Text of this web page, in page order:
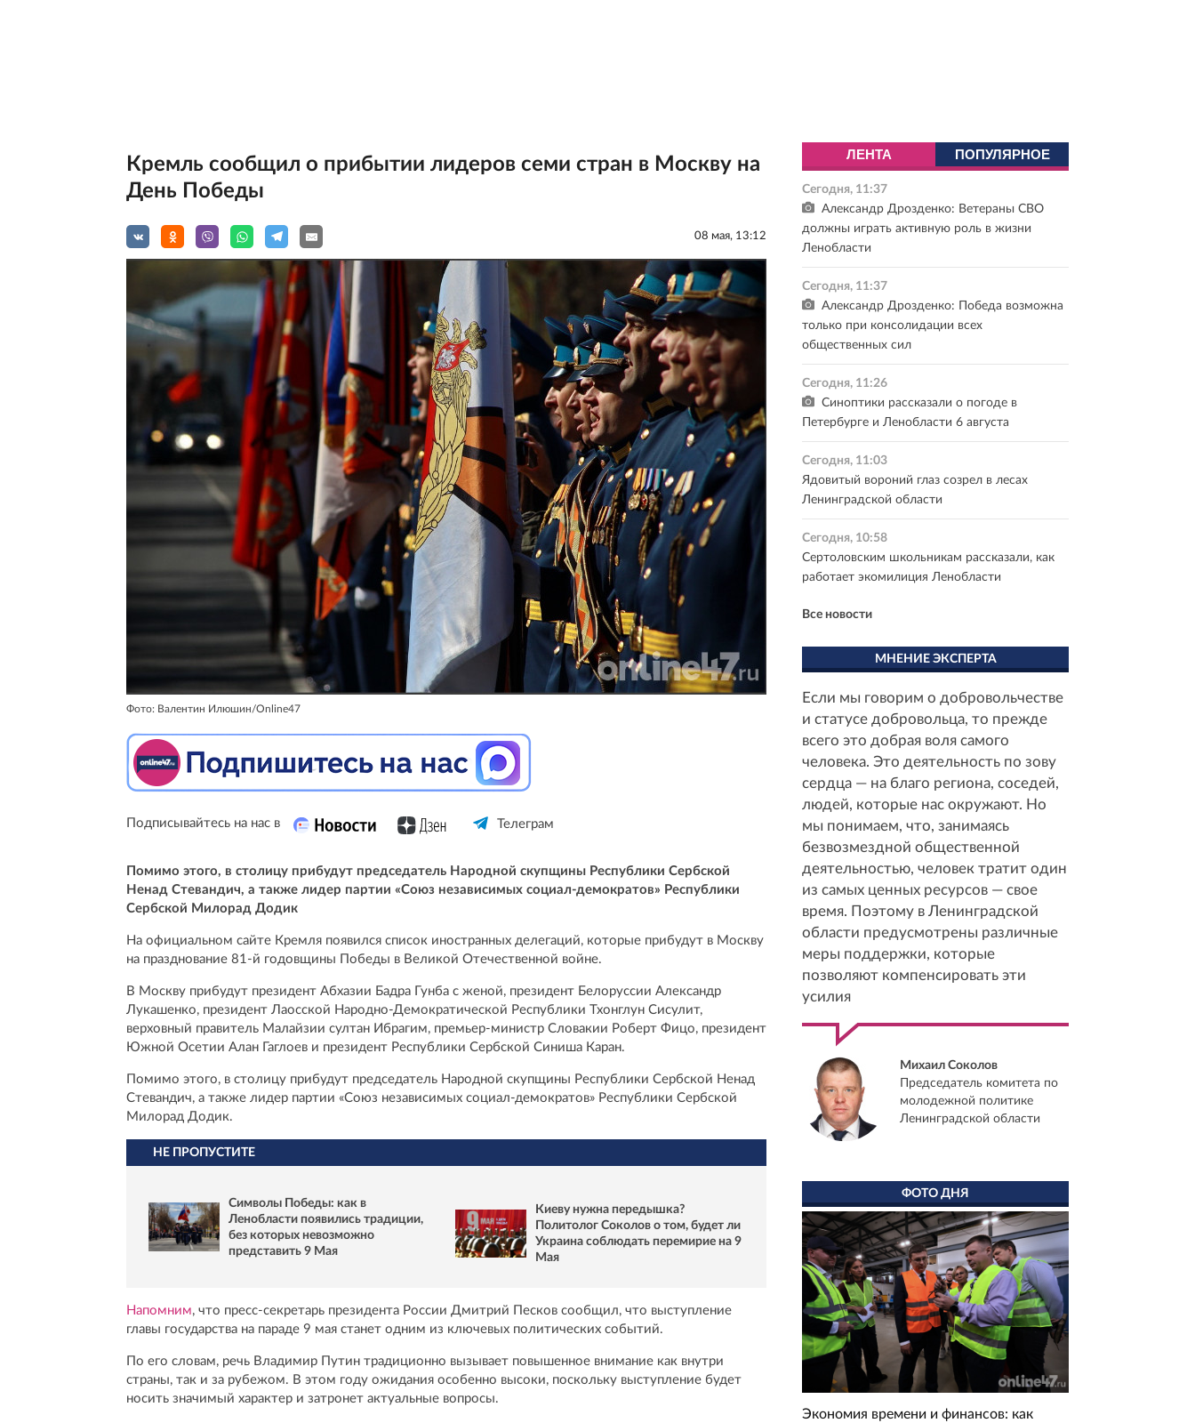
Кремль сообщил о прибытии лидеров семи стран в Москву на
День Победы
08 мая, 13:12
Фото: Валентин Илюшин/Online47
Подписывайтесь на нас в Телеграм
Помимо этого, в столицу прибудут председатель Народной скупщины Республики Сербской
Ненад Стевандич, а также лидер партии «Союз независимых социал-демократов» Республики
Сербской Милорад Додик
На официальном сайте Кремля появился список иностранных делегаций, которые прибудут в Москву
на празднование 81-й годовщины Победы в Великой Отечественной войне.
В Москву прибудут президент Абхазии Бадра Гунба с женой, президент Белоруссии Александр
Лукашенко, президент Лаосской Народно-Демократической Республики Тхонглун Сисулит,
верховный правитель Малайзии султан Ибрагим, премьер-министр Словакии Роберт Фицо, президент
Южной Осетии Алан Гаглоев и президент Республики Сербской Синиша Каран.
Помимо этого, в столицу прибудут председатель Народной скупщины Республики Сербской Ненад
Стевандич, а также лидер партии «Союз независимых социал-демократов» Республики Сербской
Милорад Додик.
НЕ ПРОПУСТИТЕ
Символы Победы: как в
Ленобласти появились традиции,
без которых невозможно
представить 9 Мая
Киеву нужна передышка?
Политолог Соколов о том, будет ли
Украина соблюдать перемирие на 9
Мая
Напомним, что пресс-секретарь президента России Дмитрий Песков сообщил, что выступление
главы государства на параде 9 мая станет одним из ключевых политических событий.
По его словам, речь Владимир Путин традиционно вызывает повышенное внимание как внутри
страны, так и за рубежом. В этом году ожидания особенно высоки, поскольку выступление будет
носить значимый характер и затронет актуальные вопросы.
ЛЕНТА ПОПУЛЯРНОЕ
Сегодня, 11:37
Александр Дрозденко: Ветераны СВО
должны играть активную роль в жизни
Ленобласти
Сегодня, 11:37
Александр Дрозденко: Победа возможна
только при консолидации всех
общественных сил
Сегодня, 11:26
Синоптики рассказали о погоде в
Петербурге и Ленобласти 6 августа
Сегодня, 11:03
Ядовитый вороний глаз созрел в лесах
Ленинградской области
Сегодня, 10:58
Сертоловским школьникам рассказали, как
работает экомилиция Ленобласти
Все новости
МНЕНИЕ ЭКСПЕРТА
Если мы говорим о добровольчестве
и статусе добровольца, то прежде
всего это добрая воля самого
человека. Это деятельность по зову
сердца — на благо региона, соседей,
людей, которые нас окружают. Но
мы понимаем, что, занимаясь
безвозмездной общественной
деятельностью, человек тратит один
из самых ценных ресурсов — свое
время. Поэтому в Ленинградской
области предусмотрены различные
меры поддержки, которые
позволяют компенсировать эти
усилия
Михаил Соколов
Председатель комитета по
молодежной политике
Ленинградской области
ФОТО ДНЯ
Экономия времени и финансов: как